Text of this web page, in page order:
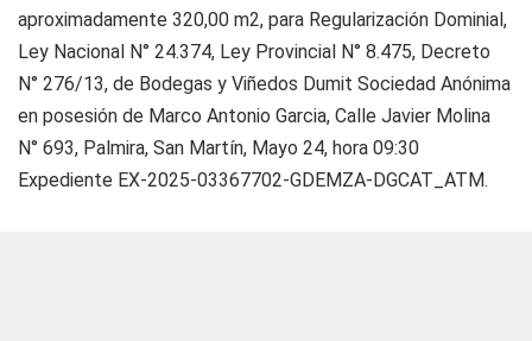
aproximadamente 320,00 m2, para Regularización Dominial,
Ley Nacional N° 24.374, Ley Provincial N° 8.475, Decreto
N° 276/13, de Bodegas y Viñedos Dumit Sociedad Anónima
en posesión de Marco Antonio Garcia, Calle Javier Molina
N° 693, Palmira, San Martín, Mayo 24, hora 09:30
Expediente EX-2025-03367702-GDEMZA-DGCAT_ATM.